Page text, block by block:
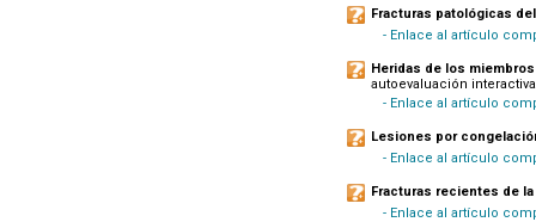
Fracturas patológicas
- Enlace al artículo
Heridas de los
autoevaluación
- Enlace al artículo
Lesiones por
- Enlace al artículo
Fracturas recientes de
- Enlace al artículo